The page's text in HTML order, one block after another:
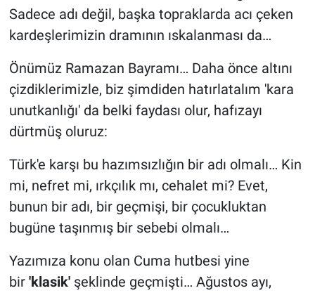
Sadece adı değil, başka topraklarda acı çeken
kardeşlerimizin dramının ıskalanması da…
Önümüz Ramazan Bayramı… Daha önce altını
çizdiklerimizle, biz şimdiden hatırlatalım 'kara
unutkanlığı' da belki faydası olur, hafızayı
dürtmüş oluruz:
Türk'e karşı bu hazımsızlığın bir adı olmalı… Kin
mi, nefret mi, ırkçılık mı, cehalet mi? Evet,
bunun bir adı, bir geçmişi, bir çocukluktan
bugüne taşınmış bir sebebi olmalı…
Yazımıza konu olan Cuma hutbesi yine
bir 'klasik'şeklinde geçmişti… Ağustos ayı,